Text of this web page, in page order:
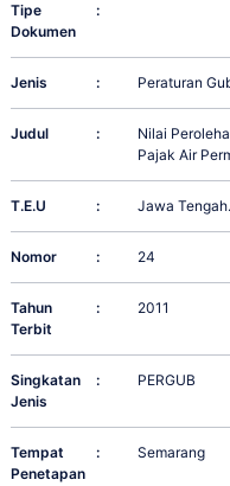
Tipe
Dokumen
:
Jenis : Peraturan
Judul :
Nilai
Pajak Air
T.E.U : Jawa
Nomor : 24
Tahun
Terbit
: 2011
Singkatan
Jenis
: PERGUB
Tempat
Penetapan
: Semarang